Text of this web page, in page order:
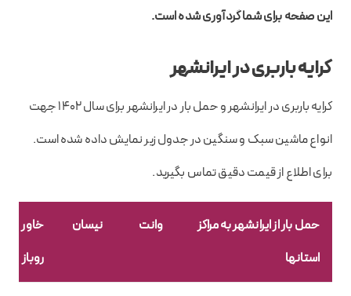
این صفحه برای شما گردآوری شده است.
کرایه باربری در ایرانشهر
کرایه باربری در ایرانشهر و حمل بار در ایرانشهر برای سال 1402 جهت
انواع ماشین سبک و سنگین در جدول زیر نمایش داده شده است.
برای اطلاع از قیمت دقیق تماس بگیرید.
حمل بار از ایرانشهر به مراکز
استانها
وانت نیسان
خاور
روباز